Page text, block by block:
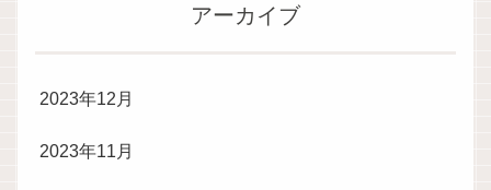
アーカイブ
2023年12月
2023年11月